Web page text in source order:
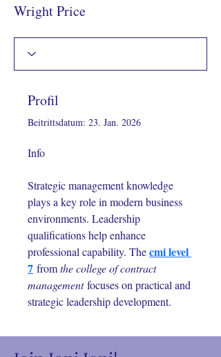
Wright Price
Profil
Beitrittsdatum: 23. Jan. 2026
Info
Strategic management knowledge
plays a key role in modern business
environments. Leadership
qualifications help enhance
professional capability. The cmi level
7 from the college of contract
management focuses on practical and
strategic leadership development.